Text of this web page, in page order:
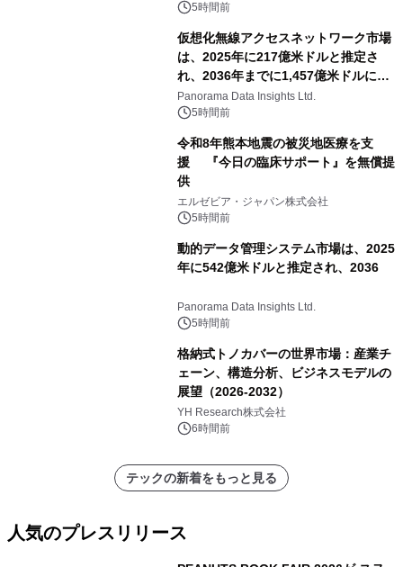
対象iiyama PCのご購入で最大3万円分
5時間前
仮想化無線アクセスネットワーク市場
は、2025年に217億米ドルと推定さ
れ、2036年までに1,457億米ドルに達
すると予測されており、予測期間
（2026年～2036年）
Panorama Data Insights Ltd.
5時間前
令和8年熊本地震の被災地医療を支
援 『今日の臨床サポート』を無償提
供
エルゼビア・ジャパン株式会社
5時間前
動的データ管理システム市場は、2025
年に542億米ドルと推定され、2036
Panorama Data Insights Ltd.
5時間前
格納式トノカバーの世界市場：産業チ
ェーン、構造分析、ビジネスモデルの
展望（2026-2032）
YH Research株式会社
6時間前
テックの新着をもっと見る
人気のプレスリリース